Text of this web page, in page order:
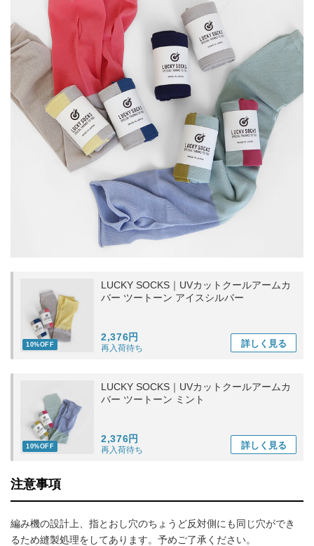
10%OFF
LUCKY SOCKS｜UVカットクールアームカ
バー ツートーン アイスシルバー
2,376円
再入荷待ち 詳しく 見る
10%OFF
LUCKY SOCKS｜UVカットクールアームカ
バー ツートーン ミント
2,376円
再入荷待ち 詳しく 見る
注意事項
編み機の設計上、指とおし穴のちょうど反対側にも同じ穴ができ
るため縫製処理をしてあります。予めご了承ください。